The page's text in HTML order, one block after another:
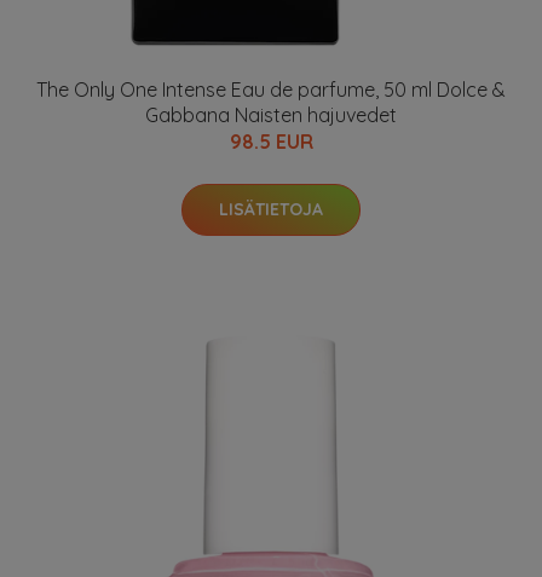
The Only One Intense Eau de parfume, 50 ml Dolce &
Gabbana Naisten hajuvedet
98.5 EUR
LISÄTIETOJA